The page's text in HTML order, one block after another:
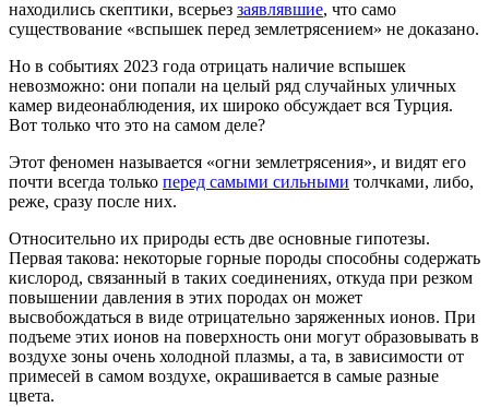
находились скептики, всерьез заявлявшие, что само
существование «вспышек перед землетрясением» не доказано.
Но в событиях 2023 года отрицать наличие вспышек
невозможно: они попали на целый ряд случайных уличных
камер видеонаблюдения, их широко обсуждает вся Турция.
Вот только что это на самом деле?
Этот феномен называется «огни землетрясения», и видят его
почти всегда только перед самыми сильными толчками, либо,
реже, сразу после них.
Относительно их природы есть две основные гипотезы.
Первая такова: некоторые горные породы способны содержать
кислород, связанный в таких соединениях, откуда при резком
повышении давления в этих породах он может
высвобождаться в виде отрицательно заряженных ионов. При
подъеме этих ионов на поверхность они могут образовывать в
воздухе зоны очень холодной плазмы, а та, в зависимости от
примесей в самом воздухе, окрашивается в самые разные
цвета.